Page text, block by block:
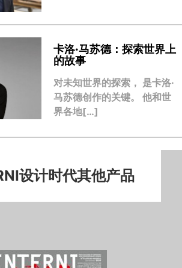
卡洛·马苏德：探索世界上
的故事
对未知世界的探索， 是卡洛·
马苏德创作的关键。 他和世
界各地[…]
设计时代其他产品